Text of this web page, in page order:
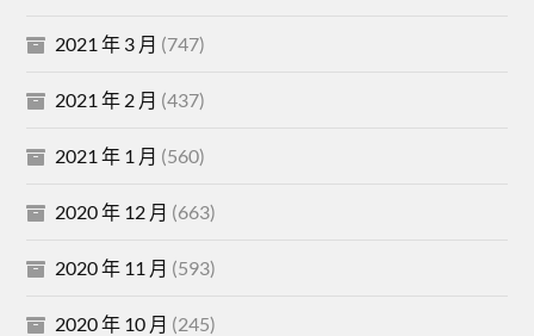
2021 年 3 月 (747)
2021 年 2 月 (437)
2021 年 1 月 (560)
2020 年 12 月 (663)
2020 年 11 月 (593)
2020 年 10 月 (245)